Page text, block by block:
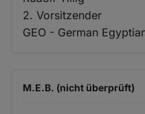
2. Vorsitzender
GEO - German
M.E.B. (nicht überprüft)